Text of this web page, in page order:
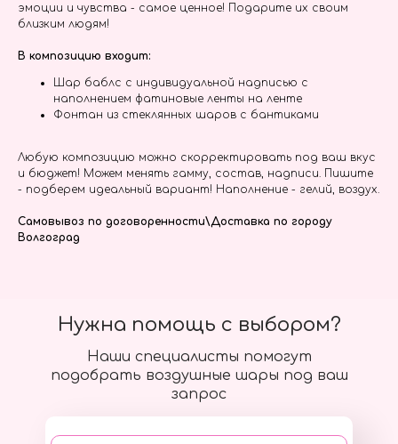
эмоции и чувства - самое ценное! Подарите их своим
близким людям!
В композицию входит:
Шар баблс с индивидуальной надписью с
наполнением фатиновые ленты на ленте
Фонтан из стеклянных шаров с бантиками
Любую композицию можно скорректировать под ваш вкус
и бюджет! Можем менять гамму, состав, надписи. Пишите
- подберем идеальный вариант! Наполнение - гелий, воздух.
Самовывоз по договоренности\Доставка по городу
Волгоград
Наши специалисты помогут
подобрать воздушные шары под ваш
запрос
Нужна помощь с выбором?